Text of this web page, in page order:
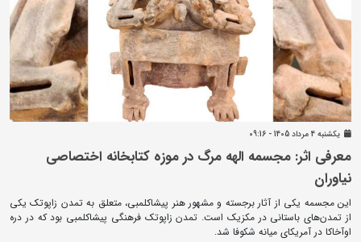
يکشنبه 4 مرداد 1405 - 09:16
معرفی اثر: مجسمه الهه مرگ در موزه کتابخانه اختصاصی
نیاوران
این مجسمه یکی از آثار برجسته و مشهور هنر پیشاکلمبی، متعلق به تمدن زاپوتک یکی
از تمدن‌های باستانی در مکزیک است. تمدن زاپوتک فرهنگی پیشاکلمبی بود که در دره
اوآخاکا در آمریکای میانه شکوفا شد.